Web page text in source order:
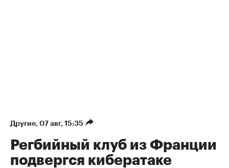
Другие 07 авг, 15:35
Регбийный клуб из Франции
подвергся кибератаке